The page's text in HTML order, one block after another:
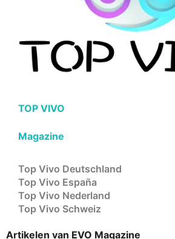
TOP VIVO
Magazine
Top Vivo Deutschland
Top Vivo España
Top Vivo Nederland
Top Vivo Schweiz
Artikelen van EVO Magazine